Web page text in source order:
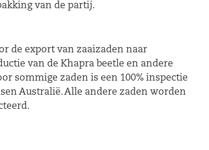
van de partij.
de export van zaaizaden naar
van de Khapra beetle en andere
sommige zaden is een 100% inspectie
Australië. Alle andere zaden worden